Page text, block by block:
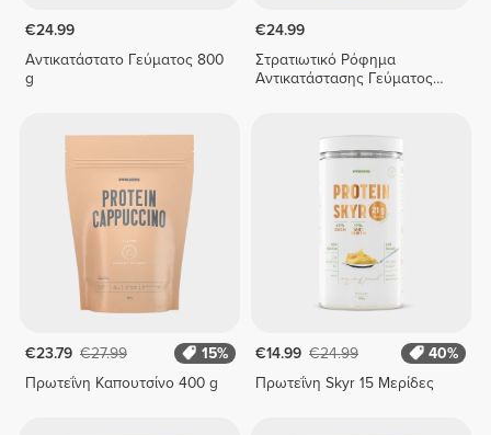
€24.99
Αντικατάστατο Γεύματος 800
g
€24.99
Στρατιωτικό Ρόφημα
Αντικατάστασης Γεύματος
€23.79 €27.99
15%
Πρωτεΐνη Καπουτσίνο 400 g
€14.99 €24.99
40%
Πρωτεΐνη Skyr 15 Μερίδες